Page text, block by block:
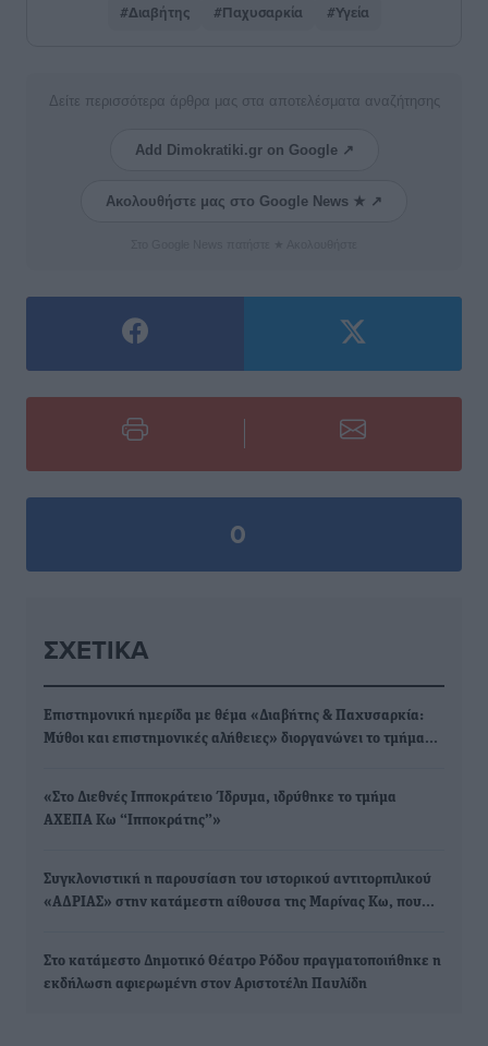
#Διαβήτης #Παχυσαρκία #Υγεία
Δείτε περισσότερα άρθρα μας στα αποτελέσματα αναζήτησης
Add Dimokratiki.gr on Google ↗
Ακολουθήστε μας στο Google News ★ ↗
0
ΣΧΕΤΙΚΆ
Επιστημονική ημερίδα με θέμα «Διαβήτης & Παχυσαρκία:
Μύθοι και επιστημονικές αλήθειες» διοργανώνει το τμήμα…
«Στο Διεθνές Ιπποκράτειο Ίδρυμα, ιδρύθηκε το τμήμα
ΑΧΕΠΑ Κω “Ιπποκράτης”»
Συγκλονιστική η παρουσίαση του ιστορικού αντιτορπιλικού
«ΑΔΡΙΑΣ» στην κατάμεστη αίθουσα της Μαρίνας Κω, που…
Στο κατάμεστο Δημοτικό Θέατρο Ρόδου πραγματοποιήθηκε η
εκδήλωση αφιερωμένη στον Αριστοτέλη Παυλίδη